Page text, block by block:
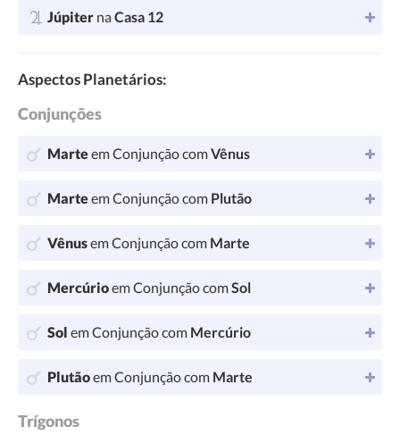
Júpiter naCasa 12
Aspectos Planetários:
Conjunções
Marteem Conjunção comVênus
Marteem Conjunção com Plutão
Vênusem Conjunção com Marte
Mercúrioem Conjunção comSol
Sol em Conjunção com Mercúrio
Plutãoem Conjunção com Marte
Trígonos